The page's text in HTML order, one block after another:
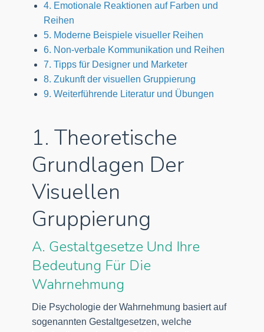
4. Emotionale Reaktionen auf Farben und
Reihen
5. Moderne Beispiele visueller Reihen
6. Non-verbale Kommunikation und Reihen
7. Tipps für Designer und Marketer
8. Zukunft der visuellen Gruppierung
9. Weiterführende Literatur und Übungen
1. Theoretische
Grundlagen Der
Visuellen
Gruppierung
A. Gestaltgesetze Und Ihre
Bedeutung Für Die
Wahrnehmung
Die Psychologie der Wahrnehmung basiert auf
sogenannten Gestaltgesetzen, welche